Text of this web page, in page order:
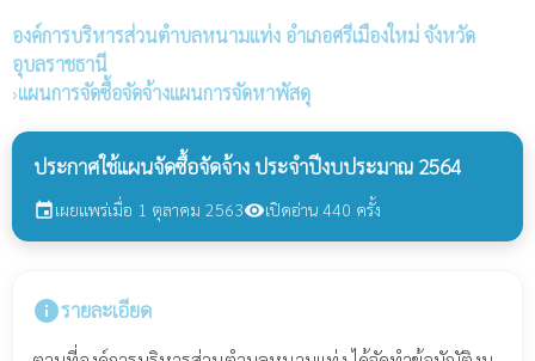
องค์การบริหารส่วนตำบลหนามแท่ง อำเภอศรีเมืองใหม่ จังหวัด
อุบลราชธานี
›แผนการจัดซื้อจัดจ้างแผนการจัดหาพัสดุ
ประกาศใช้แผนจัดซื้อจัดจ้าง ประจำปีงบประมาณ 2564
eventเผยแพร่เมื่อ 1 ตุลาคม 2563visibilityเปิดอ่าน 440 ครั้ง
infoรายละเอียด